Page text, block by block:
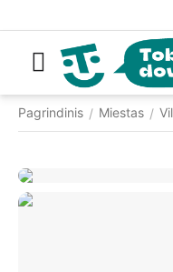
Pagrindinis / Miestas /